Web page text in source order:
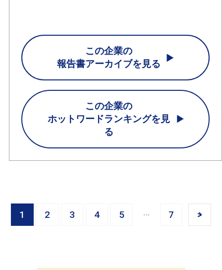
この企業の
報告書アーカイブを見る
この企業の
ホットワードランキングを見
る
1 2 3 4 5 7 >